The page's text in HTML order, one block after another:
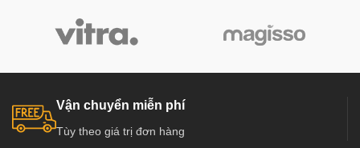
Vận chuyển miễn phí
Tùy theo giá trị đơn hàng